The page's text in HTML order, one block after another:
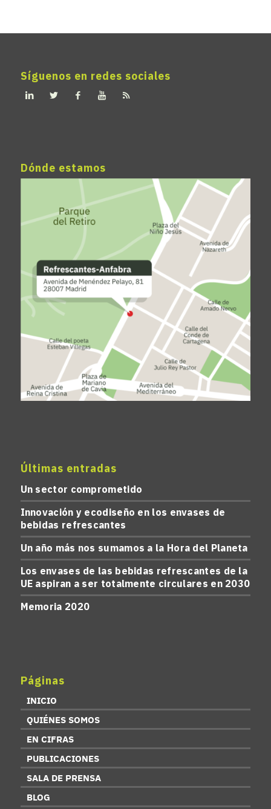
Síguenos en redes sociales
Dónde estamos
Últimas entradas
Un sector comprometido
Innovación y ecodiseño en los envases de
bebidas refrescantes
Un año más nos sumamos a la Hora del Planeta
Los envases de las bebidas refrescantes de la
UE aspiran a ser totalmente circulares en 2030
Memoria 2020
Páginas
INICIO
QUIÉNES SOMOS
EN CIFRAS
PUBLICACIONES
SALA DE PRENSA
BLOG